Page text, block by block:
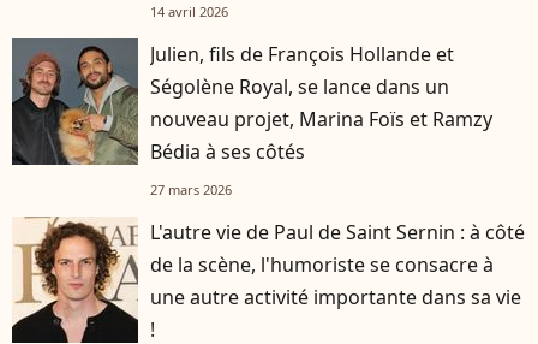
14 avril 2026
Julien, fils de François Hollande et
Ségolène Royal, se lance dans un
nouveau projet, Marina Foïs et Ramzy
Bédia à ses côtés
27 mars 2026
L'autre vie de Paul de Saint Sernin : à côté
de la scène, l'humoriste se consacre à
une autre activité importante dans sa vie
!